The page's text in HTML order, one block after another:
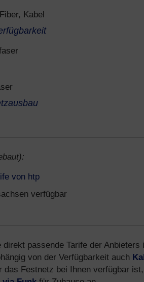
Kabel
von htp
verfügbar
passende Tarife der Anbieters
von der Verfügbarkeit auch
Festnetz bei Ihnen verfügbar ist,